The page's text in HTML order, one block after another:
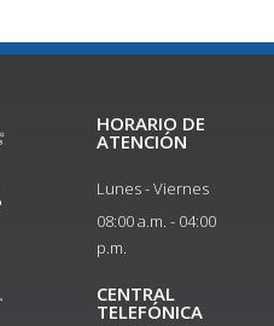
HORARIO DE
ATENCIÓN
Lunes - Viernes
08:00 a.m. - 04:00
p.m.
CENTRAL
TELEFÓNICA